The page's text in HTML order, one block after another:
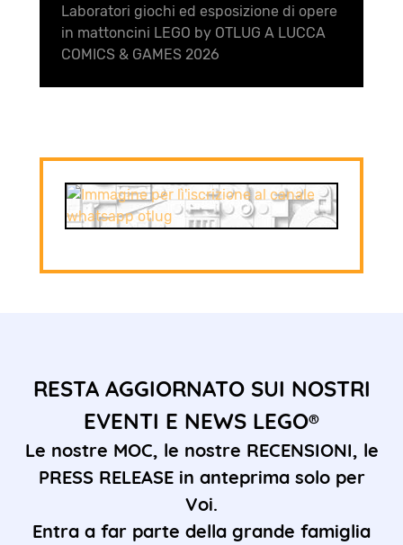
Laboratori giochi ed esposizione di opere
in mattoncini LEGO by OTLUG A LUCCA
COMICS & GAMES 2026
RESTA AGGIORNATO SUI NOSTRI
EVENTI E NEWS LEGO®
Le nostre MOC, le nostre RECENSIONI, le
PRESS RELEASE in anteprima solo per
Voi.
Entra a far parte della grande famiglia